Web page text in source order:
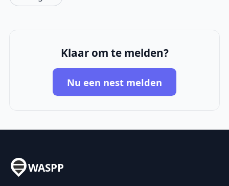
Klaar om te melden?
Nu een nest melden
WASPP